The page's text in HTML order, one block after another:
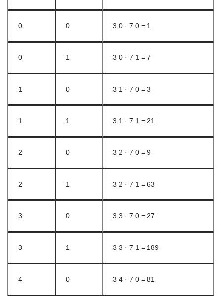
0 0 3 0 · 7 0 = 1
0 1 3 0 · 7 1 = 7
1 0 3 1 · 7 0 = 3
1 1 3 1 · 7 1 = 21
2 0 3 2 · 7 0 = 9
2 1 3 2 · 7 1 = 63
3 0 3 3 · 7 0 = 27
3 1 3 3 · 7 1 = 189
4 0 3 4 · 7 0 = 81